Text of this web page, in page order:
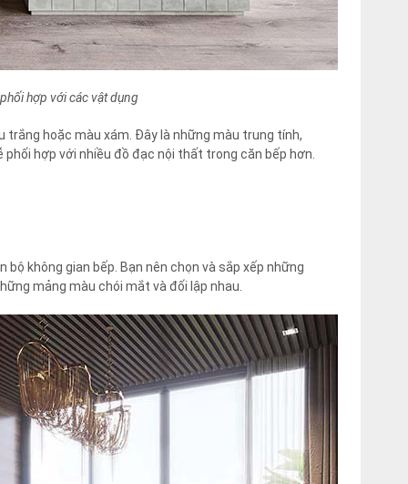
hợp với các vật dụng
hoặc màu xám. Đây là những màu trung tính,
hợp với nhiều đồ đạc nội thất trong căn bếp hơn.
không gian bếp. Bạn nên chọn và sắp xếp những
mảng màu chói mắt và đối lập nhau.